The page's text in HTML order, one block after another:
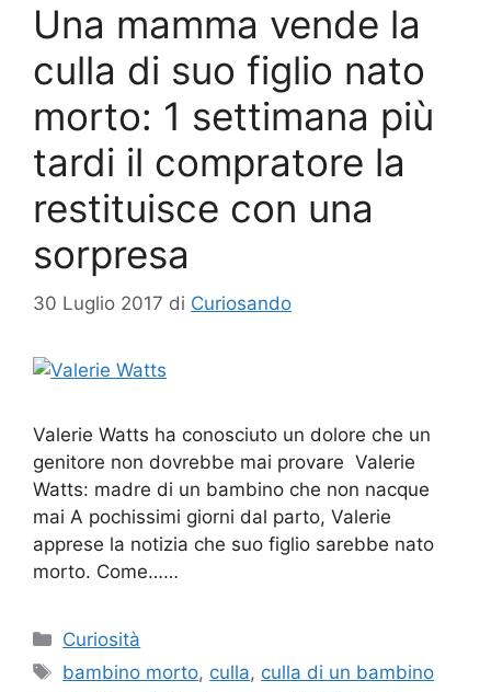
Una mamma vende la
culla di suo figlio nato
morto: 1 settimana più
tardi il compratore la
restituisce con una
sorpresa
30 Luglio 2017 di Curiosando
Valerie Watts ha conosciuto un dolore che un
genitore non dovrebbe mai provare Valerie
Watts: madre di un bambino che non nacque
mai A pochissimi giorni dal parto, Valerie
apprese la notizia che suo figlio sarebbe nato
morto. Come……
Categorie
Curiosità
Tag
bambino morto, culla, culla di un bambino